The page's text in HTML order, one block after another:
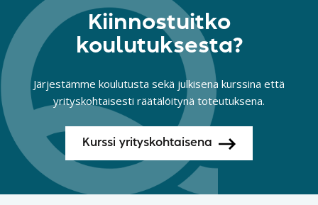
Kiinnostuitko
koulutuksesta?
Järjestämme koulutusta sekä julkisena kurssina että
yrityskohtaisesti räätälöitynä toteutuksena.
Kurssi yrityskohtaisena